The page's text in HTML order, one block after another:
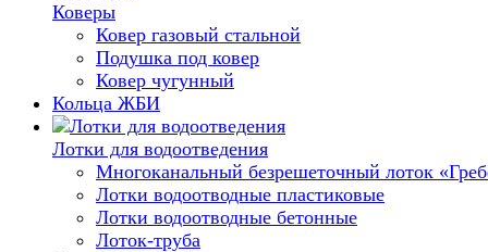
Коверы
Ковер газовый стальной
Подушка под ковер
Ковер чугунный
Кольца ЖБИ
Лотки для водоотведения
Многоканальный безрешеточный лоток
Лотки водоотводные пластиковые
Лотки водоотводные бетонные
Лоток-труба